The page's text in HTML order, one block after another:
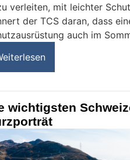
verleiten, mit leichter
der TCS daran, dass
auch im
wichtigsten